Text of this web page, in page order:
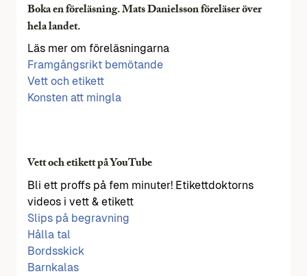
Boka en föreläsning. Mats Danielsson föreläser över
hela landet.
Läs mer om föreläsningarna
Framgångsrikt bemötande
Vett och etikett
Konsten att mingla
Vett och etikett på YouTube
Bli ett proffs på fem minuter! Etikettdoktorns
videos i vett & etikett
Slips på begravning
Hålla tal
Bordsskick
Barnkalas